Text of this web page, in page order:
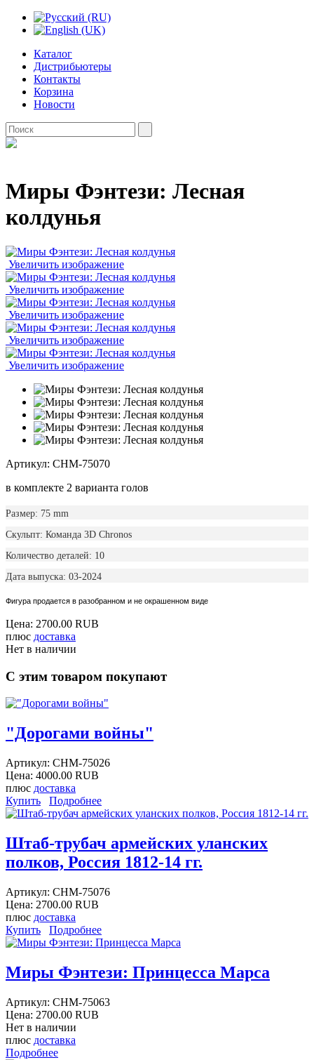
Каталог
Дистрибьютеры
Контакты
Корзина
Новости
Миры Фэнтези: Лесная
колдунья
Увеличить изображение
Увеличить изображение
Увеличить изображение
Увеличить изображение
Увеличить изображение
Артикул: CHM-75070
в комплекте 2 варианта голов
Размер: 75 mm
Скульпт: Команда 3D Chronos
Количество деталей: 10
Дата выпуска: 03-2024
Фигура продается в разобранном и не окрашенном виде
Цена: 2700.00 RUB
плюс доставка
Нет в наличии
С этим товаром покупают
"Дорогами войны"
Артикул: CHM-75026
Цена: 4000.00 RUB
плюс доставка
Купить
Подробнее
Штаб-трубач армейских уланских
полков, Россия 1812-14 гг.
Артикул: CHM-75076
Цена: 2700.00 RUB
плюс доставка
Купить
Подробнее
Миры Фэнтези: Принцесса Марса
Артикул: CHM-75063
Цена: 2700.00 RUB
Нет в наличии
плюс доставка
Подробнее